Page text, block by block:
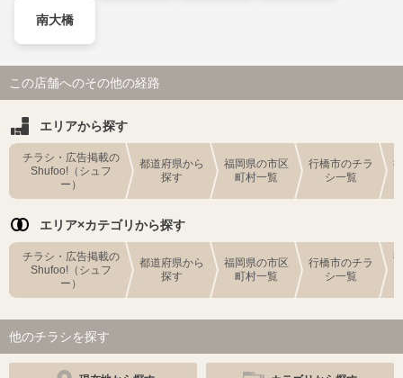
南大橋
この店舗へのその他の経路
エリアから探す
チラシ・広告掲載の
Shufoo!（シュフ
ー）
都道府県から
探す
福岡県の市区
町村一覧
行橋市のチラ
シ一覧
エリア×カテゴリから探す
チラシ・広告掲載の
Shufoo!（シュフ
ー）
都道府県から
探す
福岡県の市区
町村一覧
行橋市のチラ
シ一覧
他のチラシを探す